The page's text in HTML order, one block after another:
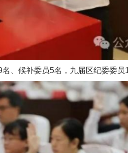
、候补委员5名，九届区纪委委员